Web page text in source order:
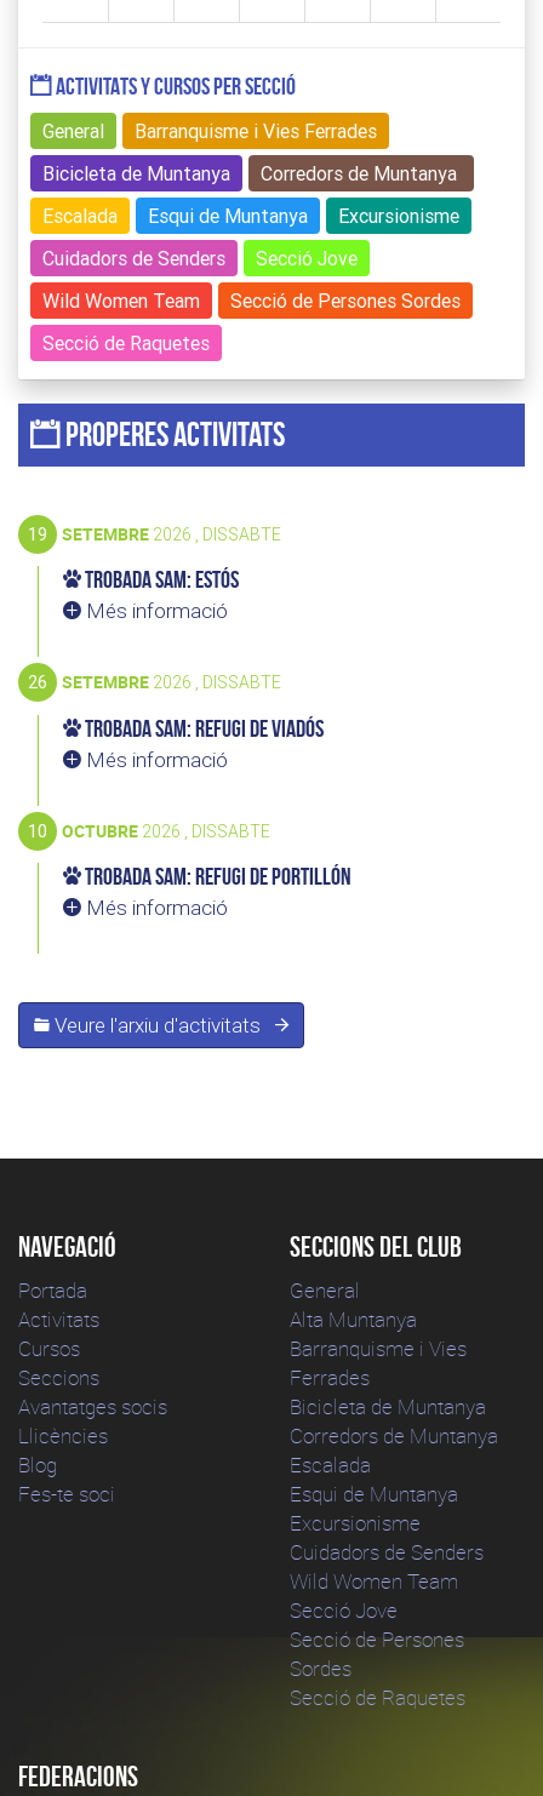
31 1 2 3 4 5
ACTIVITATS Y CURSOS PER SECCIÓ
General
Barranquisme i Vies Ferrades
Bicicleta de Muntanya
Corredors de Muntanya
Escalada
Esqui de Muntanya
Excursionisme
Cuidadors de Senders
Secció Jove
Wild Women Team
Secció de Persones Sordes
Secció de Raquetes
Properes activitats
19 SETEMBRE 2026 , DISSABTE
Trobada SAM: Estós
Més informació
26 SETEMBRE 2026 , DISSABTE
Trobada SAM: Refugi de Viadós
Més informació
10 OCTUBRE 2026 , DISSABTE
Trobada SAM: Refugi de Portillón
Més informació
Veure l'arxiu d'activitats
Navegació
Portada
Activitats
Cursos
Seccions
Avantatges socis
Llicències
Blog
Fes-te soci
Seccions del club
General
Alta Muntanya
Barranquisme i Vies
Ferrades
Bicicleta de Muntanya
Corredors de Muntanya
Escalada
Esqui de Muntanya
Excursionisme
Cuidadors de Senders
Wild Women Team
Secció Jove
Secció de Persones
Sordes
Secció de Raquetes
Federacions